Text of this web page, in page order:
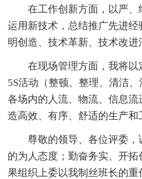
在工作创新方面，以严
运用新技术，总结推广先进
明创造、技术革新、技术改进
在现场管理方面，我将
5S活动（整顿、整理、清洁
各场内的人流、物流、信息
造高效、有序、舒适的生产和
尊敬的领导、各位评委
的为人态度；勤奋务实、开
果组织上委以我制丝班长的